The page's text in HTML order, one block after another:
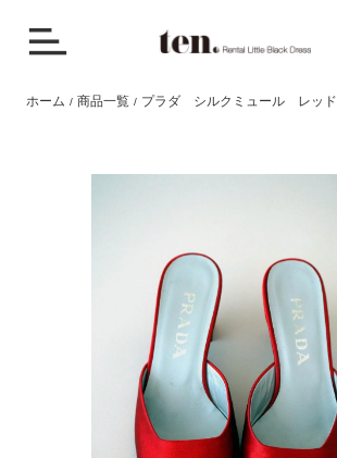
ホーム / 商品一覧 / プラダ シルクミュール レッド